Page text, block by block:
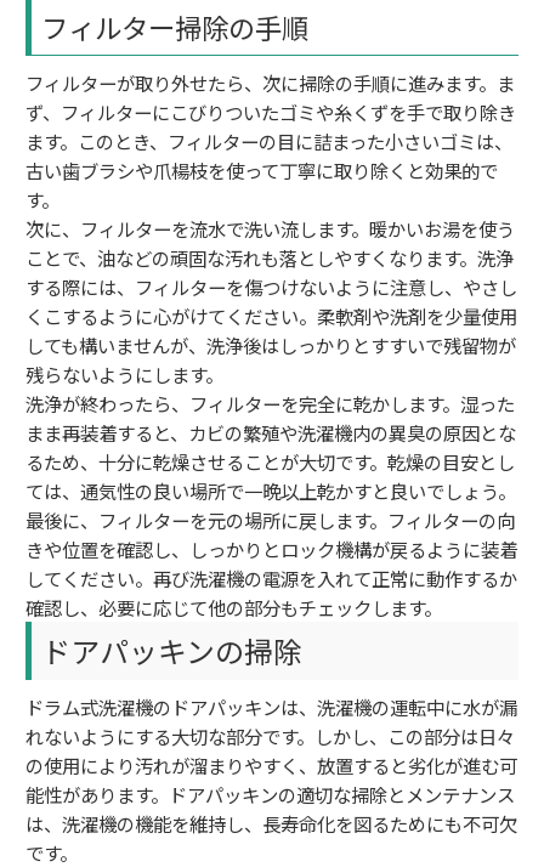
フィルター掃除の手順
フィルターが取り外せたら、次に掃除の手順に進みます。ま
ず、フィルターにこびりついたゴミや糸くずを手で取り除き
ます。このとき、フィルターの目に詰まった小さいゴミは、
古い歯ブラシや爪楊枝を使って丁寧に取り除くと効果的で
す。
次に、フィルターを流水で洗い流します。暖かいお湯を使う
ことで、油などの頑固な汚れも落としやすくなります。洗浄
する際には、フィルターを傷つけないように注意し、やさし
くこするように心がけてください。柔軟剤や洗剤を少量使用
しても構いませんが、洗浄後はしっかりとすすいで残留物が
残らないようにします。
洗浄が終わったら、フィルターを完全に乾かします。湿った
まま再装着すると、カビの繁殖や洗濯機内の異臭の原因とな
るため、十分に乾燥させることが大切です。乾燥の目安とし
ては、通気性の良い場所で一晩以上乾かすと良いでしょう。
最後に、フィルターを元の場所に戻します。フィルターの向
きや位置を確認し、しっかりとロック機構が戻るように装着
してください。再び洗濯機の電源を入れて正常に動作するか
確認し、必要に応じて他の部分もチェックします。
ドアパッキンの掃除
ドラム式洗濯機のドアパッキンは、洗濯機の運転中に水が漏
れないようにする大切な部分です。しかし、この部分は日々
の使用により汚れが溜まりやすく、放置すると劣化が進む可
能性があります。ドアパッキンの適切な掃除とメンテナンス
は、洗濯機の機能を維持し、長寿命化を図るためにも不可欠
です。